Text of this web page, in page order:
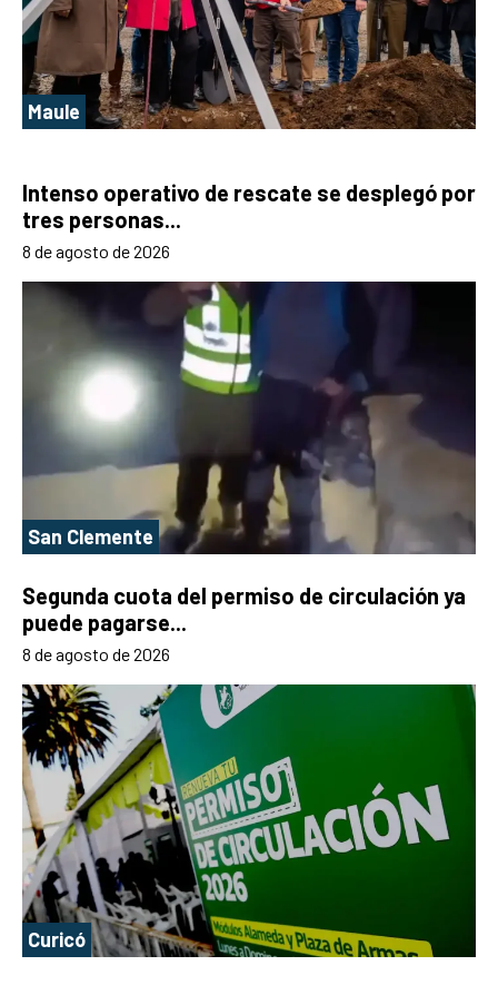
Maule
Intenso operativo de rescate se desplegó por
tres personas...
8 de agosto de 2026
San Clemente
Segunda cuota del permiso de circulación ya
puede pagarse...
8 de agosto de 2026
Curicó